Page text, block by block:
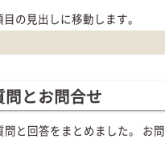
の見出しに移動します。
とお問合せ
と回答をまとめました。 お